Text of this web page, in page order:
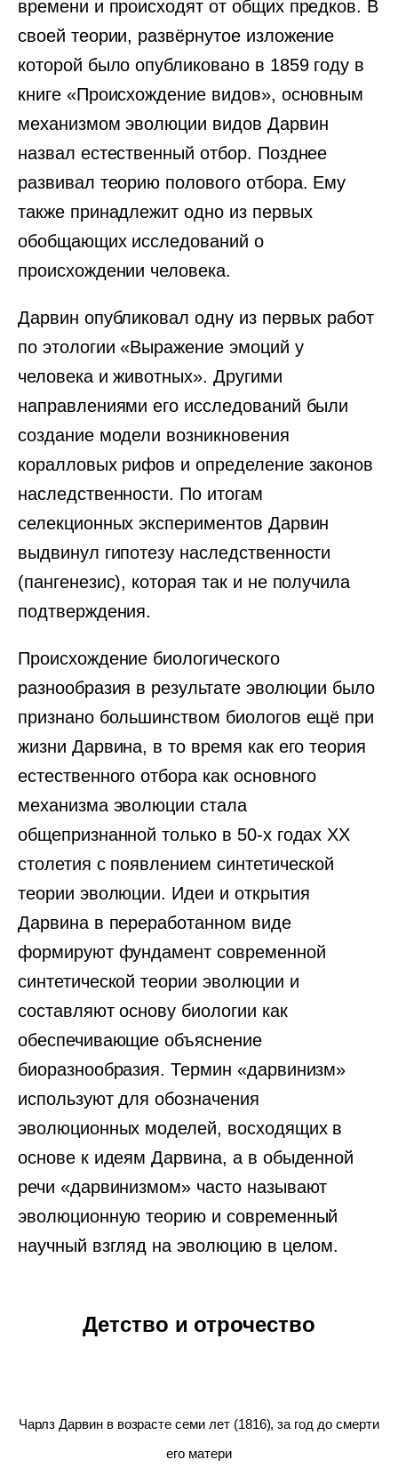
времени и происходят от общих предков. В
своей теории, развёрнутое изложение
которой было опубликовано в 1859 году в
книге «Происхождение видов», основным
механизмом эволюции видов Дарвин
назвал естественный отбор. Позднее
развивал теорию полового отбора. Ему
также принадлежит одно из первых
обобщающих исследований о
происхождении человека.
Дарвин опубликовал одну из первых работ
по этологии «Выражение эмоций у
человека и животных». Другими
направлениями его исследований были
создание модели возникновения
коралловых рифов и определение законов
наследственности. По итогам
селекционных экспериментов Дарвин
выдвинул гипотезу наследственности
(пангенезис), которая так и не получила
подтверждения.
Происхождение биологического
разнообразия в результате эволюции было
признано большинством биологов ещё при
жизни Дарвина, в то время как его теория
естественного отбора как основного
механизма эволюции стала
общепризнанной только в 50-х годах XX
столетия с появлением синтетической
теории эволюции. Идеи и открытия
Дарвина в переработанном виде
формируют фундамент современной
синтетической теории эволюции и
составляют основу биологии как
обеспечивающие объяснение
биоразнообразия. Термин «дарвинизм»
используют для обозначения
эволюционных моделей, восходящих в
основе к идеям Дарвина, а в обыденной
речи «дарвинизмом» часто называют
эволюционную теорию и современный
научный взгляд на эволюцию в целом.
Детство и отрочество
Чарлз Дарвин в возрасте семи лет (1816), за год до смерти
его матери